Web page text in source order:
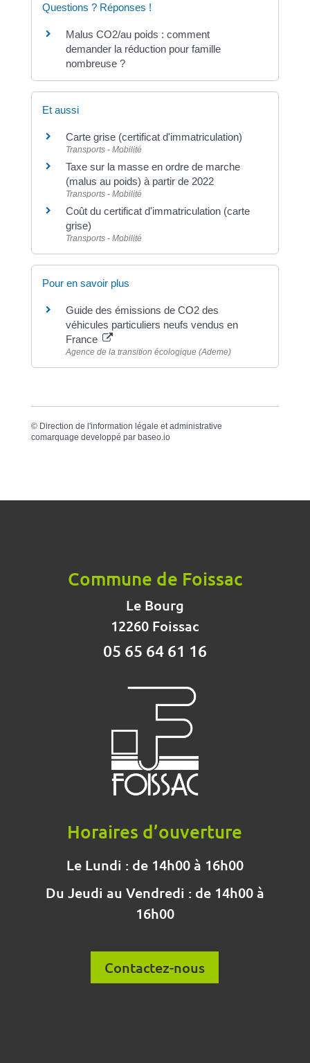
Questions ? Réponses !
Malus CO2/au poids : comment
demander la réduction pour famille
nombreuse ?
Et aussi
Carte grise (certificat d'immatriculation)
Transports - Mobilité
Taxe sur la masse en ordre de marche
(malus au poids) à partir de 2022
Transports - Mobilité
Coût du certificat d'immatriculation (carte
grise)
Transports - Mobilité
Pour en savoir plus
Guide des émissions de CO2 des
véhicules particuliers neufs vendus en
France
Agence de la transition écologique (Ademe)
© Direction de l'information légale et administrative
comarquage developpé par baseo.io
Commune de Foissac
Le Bourg
12260 Foissac
05 65 64 61 16
Horaires d’ouverture
Le Lundi : de 14h00 à 16h00
Du Jeudi au Vendredi : de 14h00 à
16h00
Contactez-nous